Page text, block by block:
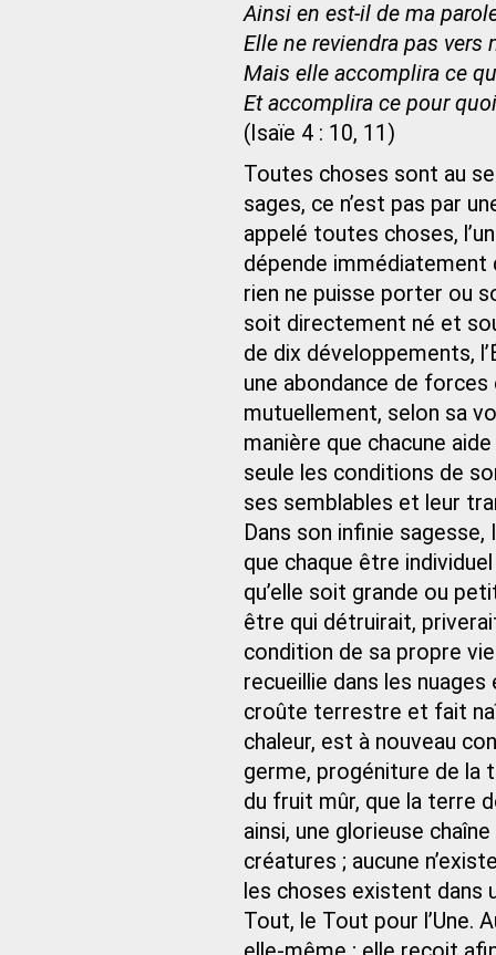
Ainsi en est-il de ma
Elle ne reviendra pas vers
Mais elle accomplira ce
Et accomplira ce pour
(Isaïe 4 : 10, 11)
Toutes choses sont au
sages, ce n’est pas par
appelé toutes choses,
dépende immédiatement
rien ne puisse porter ou
soit directement né et
de dix développements,
une abondance de
mutuellement, selon sa
manière que chacune
seule les conditions de
ses semblables et leur
Dans son infinie
que chaque être
qu’elle soit grande ou
être qui détruirait,
condition de sa propre
recueillie dans les
croûte terrestre et fait
chaleur, est à nouveau
germe, progéniture de la
du fruit mûr, que la terre
ainsi, une glorieuse
créatures ; aucune
les choses existent dans
Tout, le Tout pour l’Une.